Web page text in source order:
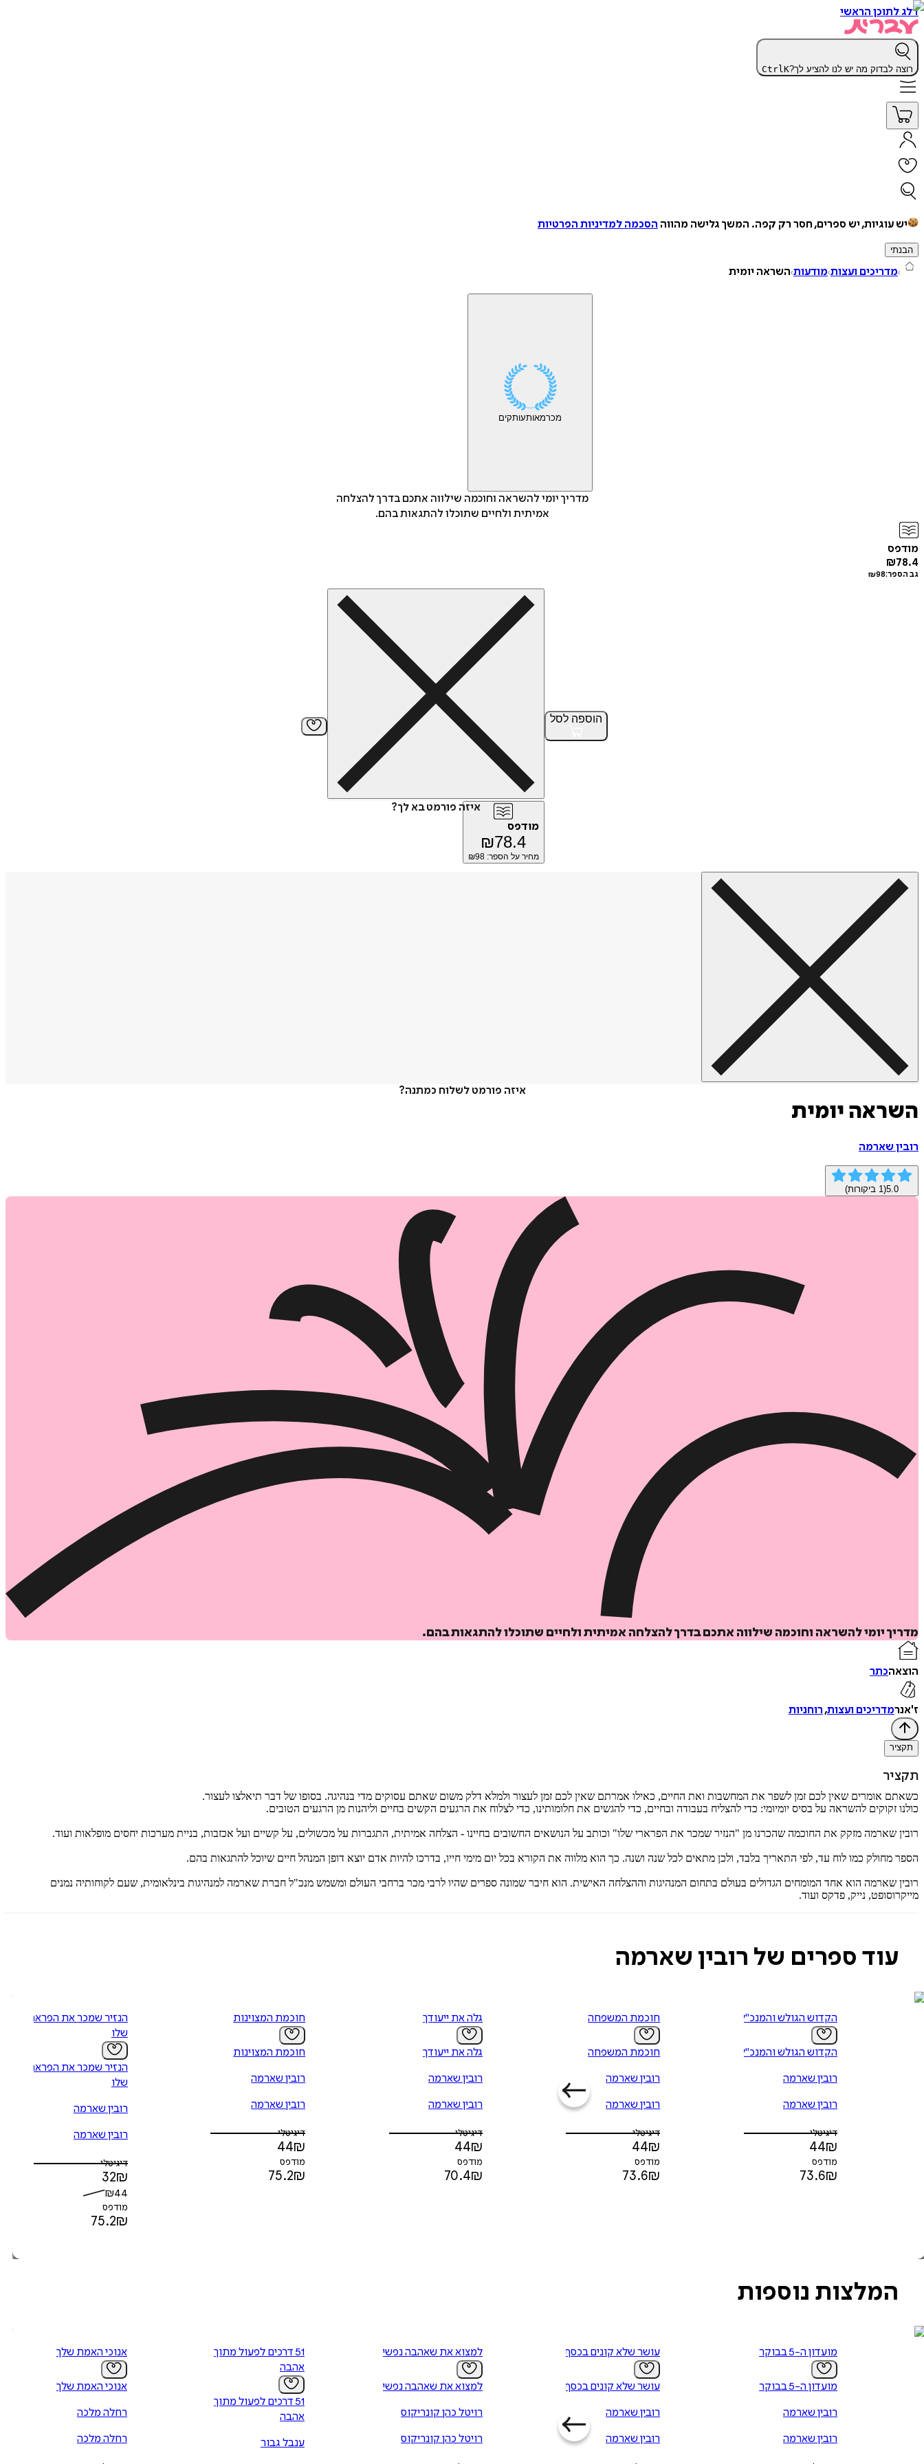
דלג לתוכן הראשי
רוצה לבדוק מה יש לנו להציע לך? CtrlK
יש עוגיות, יש ספרים, חסר רק קפה. המשך גלישה מהווה הסכמה למדיניות הפרטיות
הבנתי
מדריכים ועצות מודעות השראה יומית
מכרמאותעותקים
מדריך יומי להשראה וחוכמה שילווה אתכם בדרך להצלחה
אמיתית ולחיים שתוכלו להתגאות בהם.
מודפס
₪78.4
גב הספר: ₪98
הוספה לסל
איזה פורמט בא לך?
מודפס
₪78.4
מחיר על הספר: ₪98
איזה פורמט לשלוח כמתנה?
₪78.4
השראה יומית
רובין שארמה
5.0
(
1 ביקורות)
מדריך יומי להשראה וחוכמה שילווה אתכם בדרך להצלחה אמיתית ולחיים שתוכלו להתגאות בהם.
הוצאהכתר
ז'אנרמדריכים ועצות,רוחניות
תקציר
תקציר
כשאתם אומרים שאין לכם זמן לשפר את המחשבות ואת החיים, כאילו אמרתם שאין לכם זמן לעצור ולמלא דלק משום שאתם עסוקים מדי בנהיגה. בסופו של דבר תיאלצו לעצור.
כולנו זקוקים להשראה על בסיס יומיומי: כדי להצליח בעבודה ובחיים, כדי להגשים את חלומותינו, כדי לצלוח את הרגעים הקשים בחיים וליהנות מן הרגעים הטובים.
רובין שארמה מזקק את החוכמה שהכרנו מן "הנזיר שמכר את הפרארי שלו" וכותב על הנושאים החשובים בחיינו - הצלחה אמיתית, התגברות על מכשולים, על קשיים ועל אכזבות, בניית מערכות יחסים מופלאות ועוד.
הספר מחולק כמו לוח עד, לפי התאריך בלבד, ולכן מתאים לכל שנה ושנה. כך הוא מלווה את הקורא בכל יום מימי חייו, בדרכו להיות אדם יוצא דופן המנהל חיים שיוכל להתגאות בהם.
רובין שארמה הוא אחד המומחים הגדולים בעולם בתחום המנהיגות וההצלחה האישית. הוא חיבר שמונה ספרים שהיו לרבי מכר ברחבי העולם ומשמש מנכ"ל חברת שארמה למנהיגות בינלאומית, שעם לקוחותיה נמנים
מייקרוסופט, נייק, פדקס ועוד.
עוד ספרים של רובין שארמה
הקדוש הגולש והמנכ"ל
הקדוש הגולש והמנכ"ל
רובין שארמה
רובין שארמה
דיגיטלי
44₪
מודפס
73.6₪
חוכמת המשפחה
חוכמת המשפחה
רובין שארמה
רובין שארמה
דיגיטלי
44₪
מודפס
73.6₪
גלה את ייעודך
גלה את ייעודך
רובין שארמה
רובין שארמה
דיגיטלי
44₪
מודפס
70.4₪
חוכמת המצוינות
חוכמת המצוינות
רובין שארמה
רובין שארמה
דיגיטלי
44₪
מודפס
75.2₪
הנזיר שמכר את הפרארי
שלו
הנזיר שמכר את הפרארי
שלו
רובין שארמה
רובין שארמה
דיגיטלי
32₪
₪44
מודפס
75.2₪
המלצות נוספות
מועדון ה-5 בבוקר
מועדון ה-5 בבוקר
רובין שארמה
רובין שארמה
עושר שלא קונים בכסף
עושר שלא קונים בכסף
רובין שארמה
רובין שארמה
למצוא את שאהבה נפשי
למצוא את שאהבה נפשי
רויטל כהן קונריקוס
רויטל כהן קונריקוס
51 דרכים לפעול מתוך
אהבה
51 דרכים לפעול מתוך
אהבה
ענבל גבור
אנוכי האמת שלך
אנוכי האמת שלך
רחלה מלכה
רחלה מלכה